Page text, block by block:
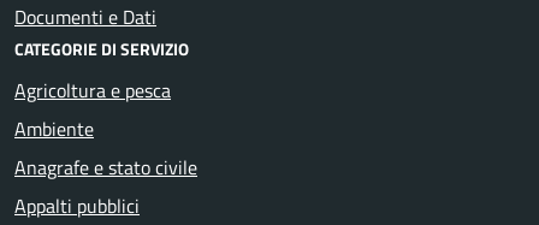
Documenti e Dati
CATEGORIE DI SERVIZIO
Agricoltura e pesca
Ambiente
Anagrafe e stato civile
Appalti pubblici